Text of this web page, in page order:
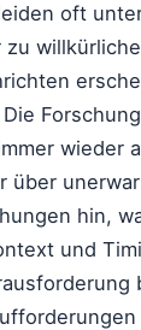
oft
zu
wieder
über
hin,
und